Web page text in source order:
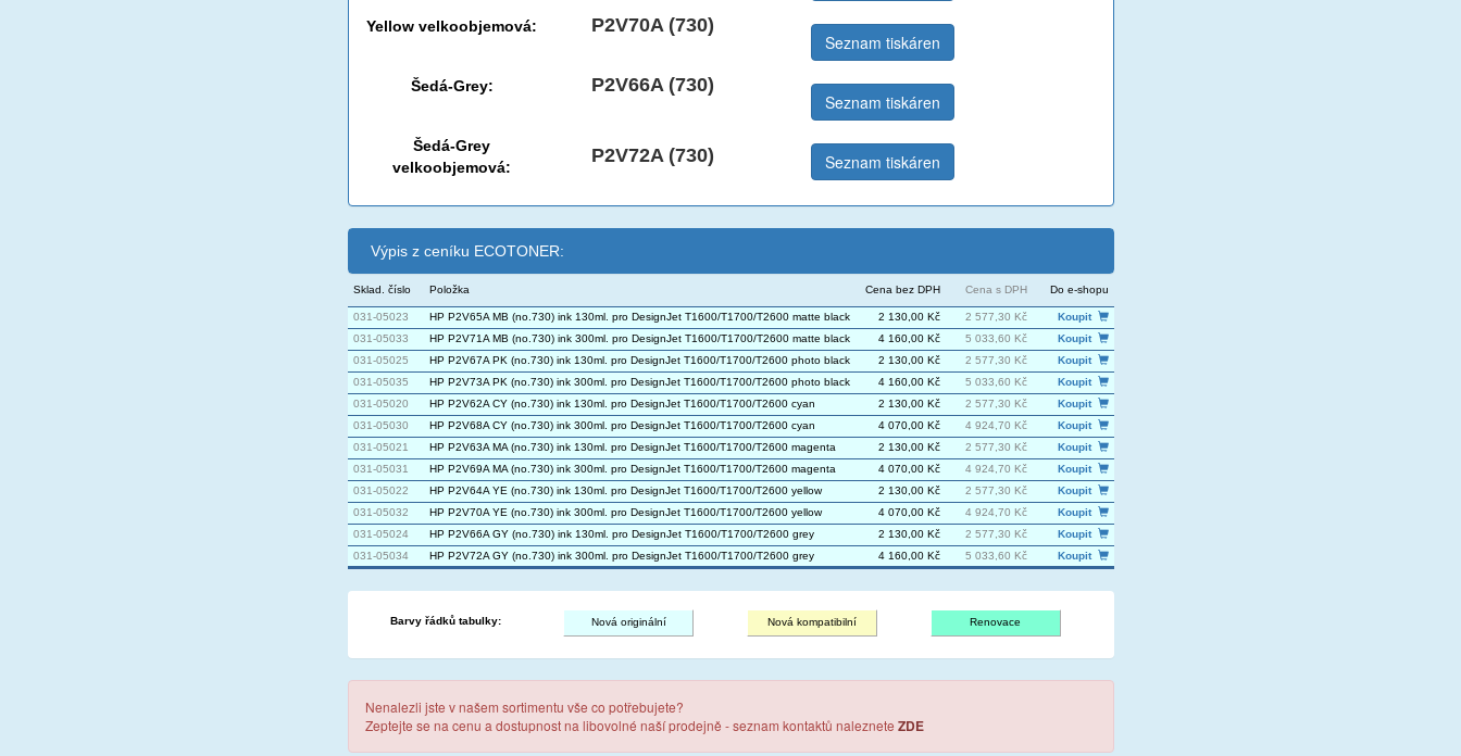
Yellow velkoobjemová:
P2V70A (730)
Seznam tiskáren
Šedá-Grey:
P2V66A (730)
Seznam tiskáren
Šedá-Grey
velkoobjemová:
P2V72A (730) Seznam tiskáren
Výpis z ceníku ECOTONER:
Sklad. číslo Položka Cena bez DPH Cena s DPH Do e-shopu
031-05023 HP P2V65A MB (no.730) ink 130ml. pro DesignJet T1600/T1700/T2600 matte black 2 130,00 Kč 2 577,30 Kč
Koupit
031-05033
HP P2V71A MB (no.730) ink 300ml. pro DesignJet T1600/T1700/T2600 matte black 4 160,00 Kč 5 033,60 Kč
Koupit
031-05025
HP P2V67A PK (no.730) ink 130ml. pro DesignJet T1600/T1700/T2600 photo black 2 130,00 Kč 2 577,30 Kč
Koupit
031-05035
HP P2V73A PK (no.730) ink 300ml. pro DesignJet T1600/T1700/T2600 photo black 4 160,00 Kč 5 033,60 Kč
Koupit
031-05020
HP P2V62A CY (no.730) ink 130ml. pro DesignJet T1600/T1700/T2600 cyan 2 130,00 Kč 2 577,30 Kč
Koupit
031-05030
HP P2V68A CY (no.730) ink 300ml. pro DesignJet T1600/T1700/T2600 cyan 4 070,00 Kč 4 924,70 Kč
Koupit
031-05021
HP P2V63A MA (no.730) ink 130ml. pro DesignJet T1600/T1700/T2600 magenta 2 130,00 Kč 2 577,30 Kč
Koupit
031-05031
HP P2V69A MA (no.730) ink 300ml. pro DesignJet T1600/T1700/T2600 magenta 4 070,00 Kč 4 924,70 Kč
Koupit
031-05022
HP P2V64A YE (no.730) ink 130ml. pro DesignJet T1600/T1700/T2600 yellow 2 130,00 Kč 2 577,30 Kč
Koupit
031-05032
HP P2V70A YE (no.730) ink 300ml. pro DesignJet T1600/T1700/T2600 yellow 4 070,00 Kč 4 924,70 Kč
Koupit
031-05024
HP P2V66A GY (no.730) ink 130ml. pro DesignJet T1600/T1700/T2600 grey 2 130,00 Kč 2 577,30 Kč
Koupit
031-05034
HP P2V72A GY (no.730) ink 300ml. pro DesignJet T1600/T1700/T2600 grey 4 160,00 Kč 5 033,60 Kč Koupit
Barvy řádků tabulky: Nová originální Nová kompatibilní Renovace
Nenalezli jste v našem sortimentu vše co potřebujete?
Zeptejte se na cenu a dostupnost na libovolné naší prodejně - seznam kontaktů naleznete ZDE